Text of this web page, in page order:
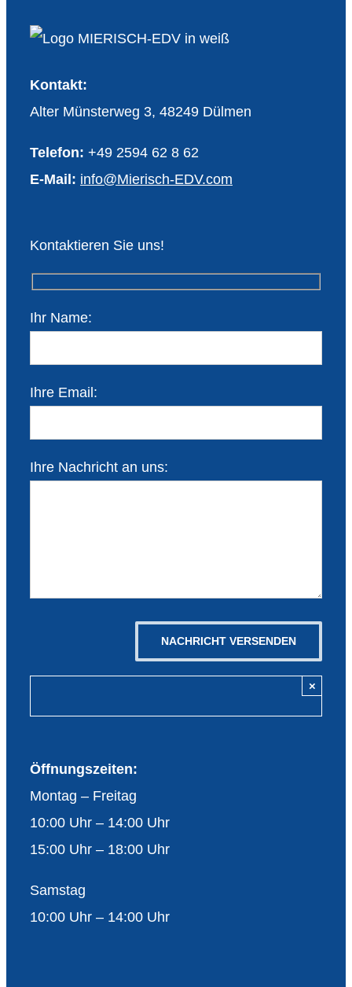
Kontakt:
Alter Münsterweg 3, 48249 Dülmen
Telefon: +49 2594 62 8 62
E-Mail: info@Mierisch-EDV.com
Kontaktieren Sie uns!
Ihr Name:
Ihre Email:
Ihre Nachricht an uns:
×
Öffnungszeiten:
Montag – Freitag
10:00 Uhr – 14:00 Uhr
15:00 Uhr – 18:00 Uhr
Samstag
10:00 Uhr – 14:00 Uhr